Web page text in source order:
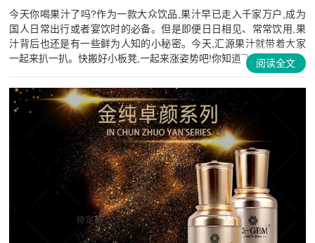
今天你喝果汁了吗?作为一款大众饮品,果汁早已走入千家万户,成为
国人日常出行或者宴饮时的必备。但是即便日日相见、常常饮用,果
汁背后也还是有一些鲜为人知的小秘密。今天,汇源果汁就带着大家
一起来扒一扒。快搬好小板凳,一起来涨姿势吧!你知道飞机上最...
阅读全文